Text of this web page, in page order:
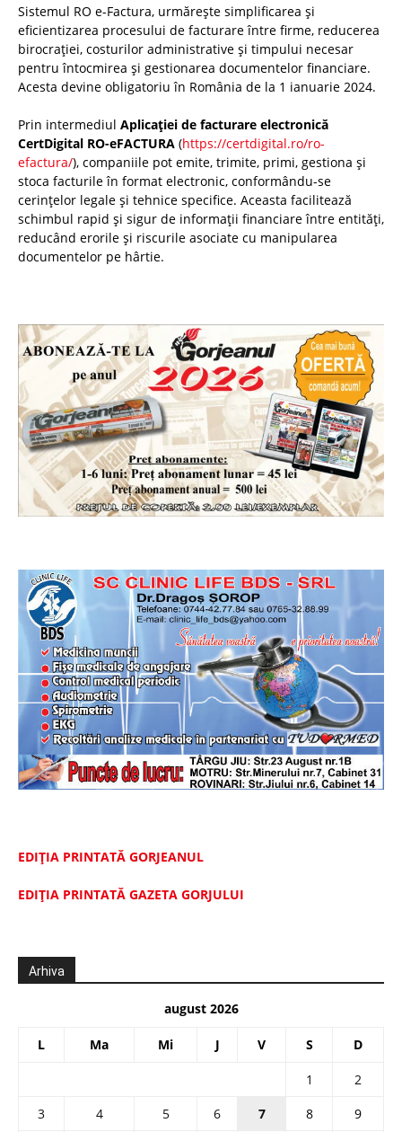
Sistemul RO e-Factura, urmărește simplificarea și
eficientizarea procesului de facturare între firme, reducerea
birocrației, costurilor administrative și timpului necesar
pentru întocmirea și gestionarea documentelor financiare.
Acesta devine obligatoriu în România de la 1 ianuarie 2024.
Prin intermediul Aplicației de facturare electronică
CertDigital RO-eFACTURA (https://certdigital.ro/ro-
efactura/), companiile pot emite, trimite, primi, gestiona și
stoca facturile în format electronic, conformându-se
cerințelor legale și tehnice specifice. Aceasta facilitează
schimbul rapid și sigur de informații financiare între entități,
reducând erorile și riscurile asociate cu manipularea
documentelor pe hârtie.
EDIȚIA PRINTATĂ GORJEANUL
EDIŢIA PRINTATĂ GAZETA GORJULUI
Arhiva
august 2026
L Ma Mi J V S D
1
2
3
4 5 6 7 8 9